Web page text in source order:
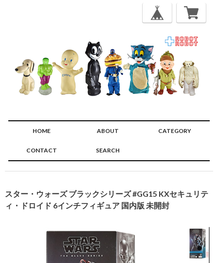
HOME ABOUT CATEGORY
CONTACT SEARCH
スター・ウォーズ ブラックシリーズ #GG15 KXセキュリテ
ィ・ドロイド 6インチフィギュア 国内版 未開封